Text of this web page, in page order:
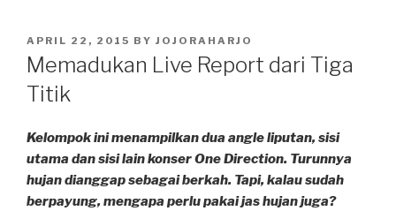
POSTED
ON
APRIL 22, 2015 BY JOJORAHARJO
Memadukan Live Report dari Tiga
Titik
Kelompok ini menampilkan dua angle liputan, sisi
utama dan sisi lain konser One Direction. Turunnya
hujan dianggap sebagai berkah. Tapi, kalau sudah
berpayung, mengapa perlu pakai jas hujan juga?